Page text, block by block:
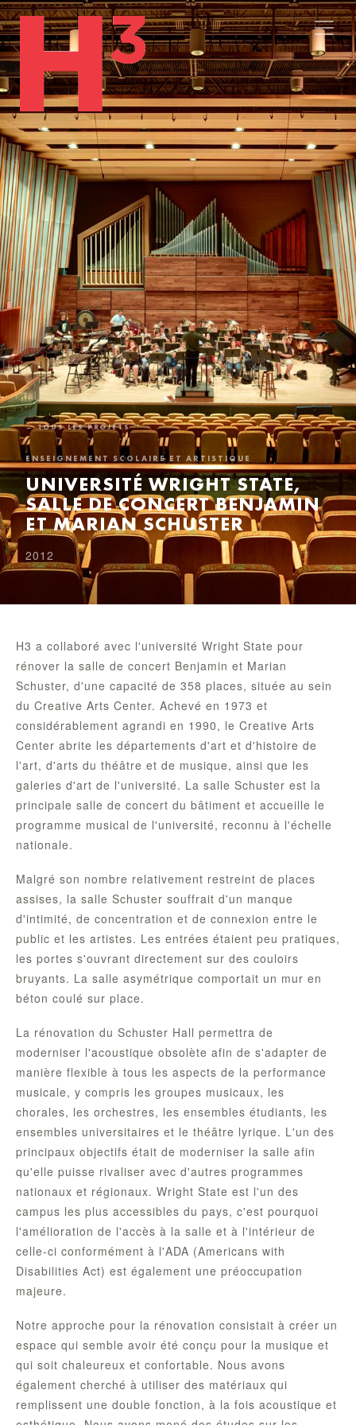
← TOUS LES PROJETS
ENSEIGNEMENT SCOLAIRE ET ARTISTIQUE
UNIVERSITÉ WRIGHT STATE,
SALLE DE CONCERT BENJAMIN
ET MARIAN SCHUSTER
2012
H3 a collaboré avec l'université Wright State pour
rénover la salle de concert Benjamin et Marian
Schuster, d'une capacité de 358 places, située au sein
du Creative Arts Center. Achevé en 1973 et
considérablement agrandi en 1990, le Creative Arts
Center abrite les départements d'art et d'histoire de
l'art, d'arts du théâtre et de musique, ainsi que les
galeries d'art de l'université. La salle Schuster est la
principale salle de concert du bâtiment et accueille le
programme musical de l'université, reconnu à l'échelle
nationale.
Malgré son nombre relativement restreint de places
assises, la salle Schuster souffrait d'un manque
d'intimité, de concentration et de connexion entre le
public et les artistes. Les entrées étaient peu pratiques,
les portes s'ouvrant directement sur des couloirs
bruyants. La salle asymétrique comportait un mur en
béton coulé sur place.
La rénovation du Schuster Hall permettra de
moderniser l'acoustique obsolète afin de s'adapter de
manière flexible à tous les aspects de la performance
musicale, y compris les groupes musicaux, les
chorales, les orchestres, les ensembles étudiants, les
ensembles universitaires et le théâtre lyrique. L'un des
principaux objectifs était de moderniser la salle afin
qu'elle puisse rivaliser avec d'autres programmes
nationaux et régionaux. Wright State est l'un des
campus les plus accessibles du pays, c'est pourquoi
l'amélioration de l'accès à la salle et à l'intérieur de
celle-ci conformément à l'ADA (Americans with
Disabilities Act) est également une préoccupation
majeure.
Notre approche pour la rénovation consistait à créer un
espace qui semble avoir été conçu pour la musique et
qui soit chaleureux et confortable. Nous avons
également cherché à utiliser des matériaux qui
remplissent une double fonction, à la fois acoustique et